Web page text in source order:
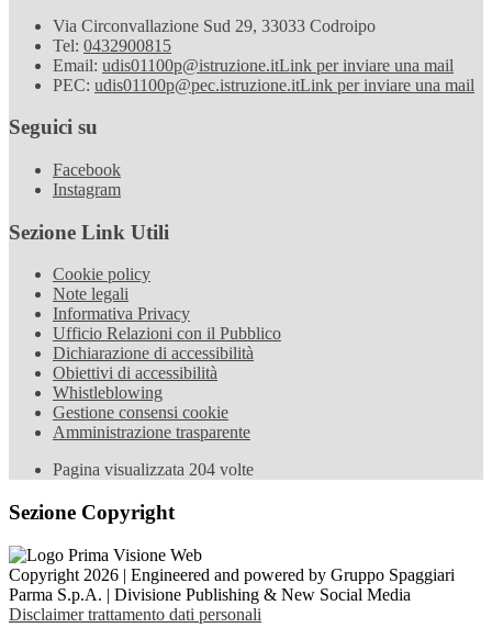
Via Circonvallazione Sud 29, 33033 Codroipo
Tel: 0432900815
Email: udis01100p@istruzione.itLink per inviare una mail
PEC: udis01100p@pec.istruzione.itLink per inviare una mail
Seguici su
Facebook
Instagram
Sezione Link Utili
Cookie policy
Note legali
Informativa Privacy
Ufficio Relazioni con il Pubblico
Dichiarazione di accessibilità
Obiettivi di accessibilità
Whistleblowing
Gestione consensi cookie
Amministrazione trasparente
Pagina visualizzata 204 volte
Sezione Copyright
Copyright 2026 | Engineered and powered by Gruppo Spaggiari
Parma S.p.A. | Divisione Publishing & New Social Media
Disclaimer trattamento dati personali